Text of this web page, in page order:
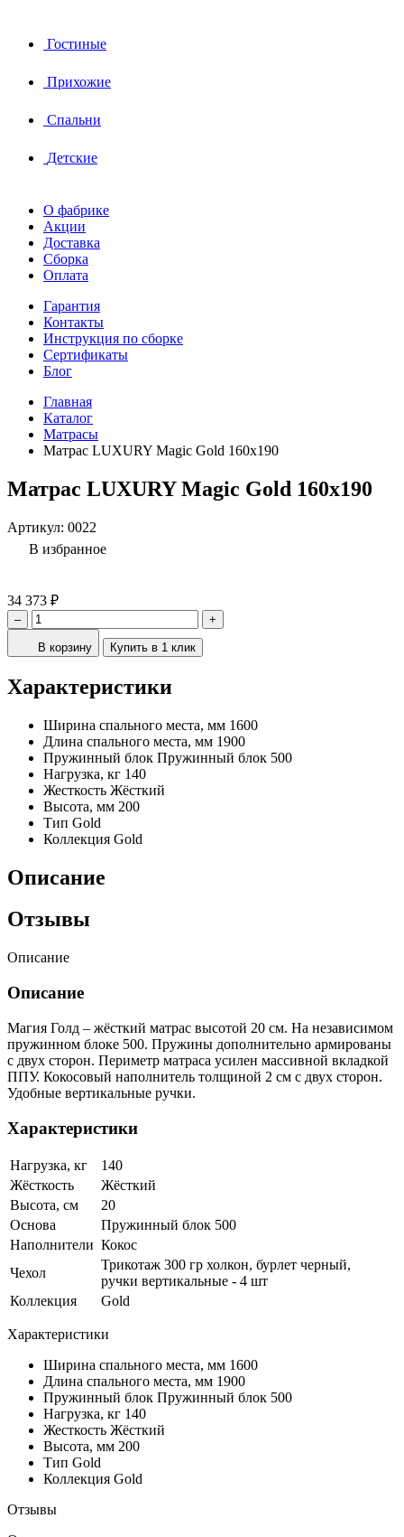
Гостиные
Прихожие
Спальни
Детские
О фабрике
Акции
Доставка
Сборка
Оплата
Гарантия
Контакты
Инструкция по сборке
Сертификаты
Блог
Главная
Каталог
Матрасы
Матрас LUXURY Magic Gold 160x190
Матрас LUXURY Magic Gold 160x190
Артикул: 0022
В избранное
34 373 ₽
– +
В корзину Купить в 1 клик
Характеристики
Ширина спального места, мм 1600
Длина спального места, мм 1900
Пружинный блок Пружинный блок 500
Нагрузка, кг 140
Жесткость Жёсткий
Высота, мм 200
Тип Gold
Коллекция Gold
Описание
Отзывы
Описание
Описание
Магия Голд – жёсткий матрас высотой 20 см. На независимом
пружинном блоке 500. Пружины дополнительно армированы
с двух сторон. Периметр матраса усилен массивной вкладкой
ППУ. Кокосовый наполнитель толщиной 2 см с двух сторон.
Удобные вертикальные ручки.
Характеристики
Нагрузка, кг
140
Жёсткость
Жёсткий
Высота, см
20
Основа
Пружинный блок 500
Наполнители Кокос
Чехол
Трикотаж 300 гр холкон, бурлет черный,
ручки вертикальные - 4 шт
Коллекция
Gold
Характеристики
Ширина спального места, мм 1600
Длина спального места, мм 1900
Пружинный блок Пружинный блок 500
Нагрузка, кг 140
Жесткость Жёсткий
Высота, мм 200
Тип Gold
Коллекция Gold
Отзывы